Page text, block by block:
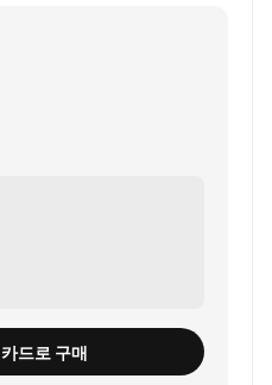
드로 구매